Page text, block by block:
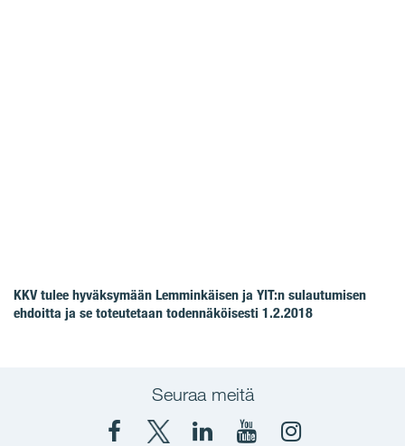
KKV tulee hyväksymään Lemminkäisen ja YIT:n sulautumisen
ehdoitta ja se toteutetaan todennäköisesti 1.2.2018
Seuraa meitä